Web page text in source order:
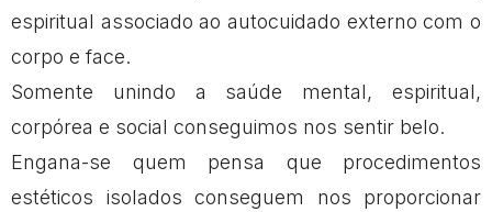
espiritual associado ao autocuidado externo com o
corpo e face.
Somente unindo a saúde mental, espiritual,
corpórea e social conseguimos nos sentir belo.
Engana-se quem pensa que procedimentos
estéticos isolados conseguem nos proporcionar